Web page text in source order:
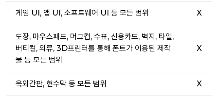
게임 UI, 앱 UI, 소프트웨어 UI 등 모든 범위 X
도장, 마우스패드, 머그컵, 수표, 신용카드, 벽지, 타일,
버티컬, 의류, 3D프린터를 통해 폰트가 이용된 제작
물 등 모든 범위
X
옥외간판, 현수막 등 모든 범위 X